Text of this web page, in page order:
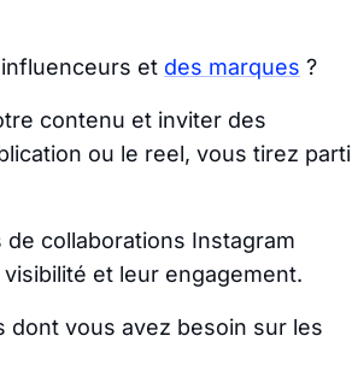
et des marques ?
contenu et inviter des
ou le reel, vous tirez parti
collaborations Instagram
et leur engagement.
dont vous avez besoin sur les